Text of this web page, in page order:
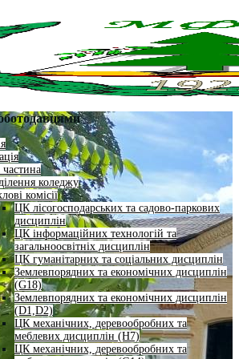
коледжу
комісії
ЦК лісогосподарських та садово-паркових
дисциплін
ЦК інформаційних технологій та
загальноосвітніх дисциплін
ЦК гуманітарних та соціальних дисциплін
Землевпорядних та економічних дисциплін
(G18)
Землевпорядних та економічних дисциплін
(D1,D2)
ЦК механічних, деревообробних та
меблевих дисциплін (H7)
ЦК механічних, деревообробних та